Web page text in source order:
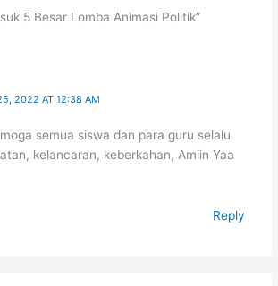
5 Besar Lomba Animasi Politik”
2022 AT 12:38 AM
semua siswa dan para guru selalu
kelancaran, keberkahan, Amiin Yaa
Reply